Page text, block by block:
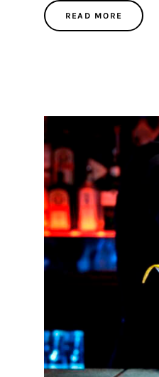
READ MORE